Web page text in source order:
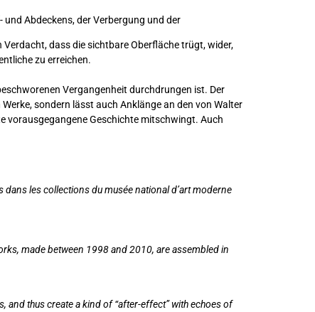
Abdeckens, der Verbergung und der
dass die sichtbare Oberfläche trügt, wider,
zu erreichen.
Vergangenheit durchdrungen ist. Der
sondern lässt auch Anklänge an den von Walter
vorausgegangene Geschichte mitschwingt. Auch
les collections du musée national d’art moderne
made between 1998 and 2010, are assembled in
thus create a kind of “after-effect” with echoes of